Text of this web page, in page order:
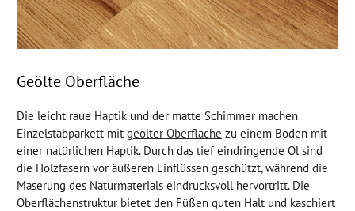
Geölte Oberfläche
Die leicht raue Haptik und der matte Schimmer machen
Einzelstabparkett mit geölter Oberfläche zu einem Boden mit
einer natürlichen Haptik. Durch das tief eindringende Öl sind
die Holzfasern vor äußeren Einflüssen geschützt, während die
Maserung des Naturmaterials eindrucksvoll hervortritt. Die
Oberflächenstruktur bietet den Füßen guten Halt und kaschiert